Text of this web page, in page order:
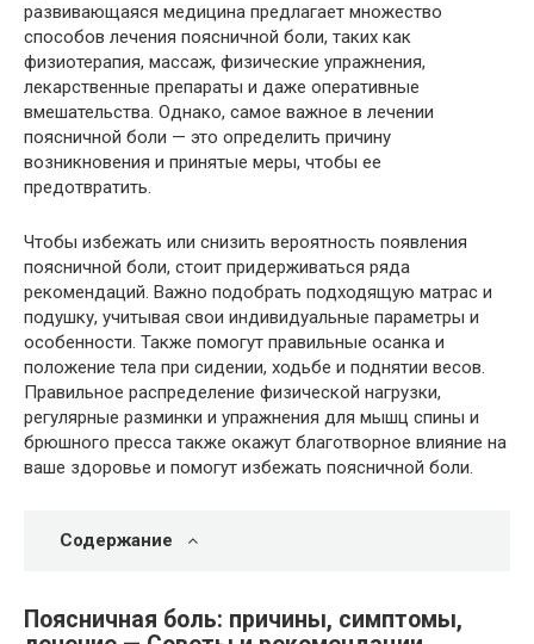
развивающаяся медицина предлагает множество
способов лечения поясничной боли, таких как
физиотерапия, массаж, физические упражнения,
лекарственные препараты и даже оперативные
вмешательства. Однако, самое важное в лечении
поясничной боли — это определить причину
возникновения и принятые меры, чтобы ее
предотвратить.
Чтобы избежать или снизить вероятность появления
поясничной боли, стоит придерживаться ряда
рекомендаций. Важно подобрать подходящую матрас и
подушку, учитывая свои индивидуальные параметры и
особенности. Также помогут правильные осанка и
положение тела при сидении, ходьбе и поднятии весов.
Правильное распределение физической нагрузки,
регулярные разминки и упражнения для мышц спины и
брюшного пресса также окажут благотворное влияние на
ваше здоровье и помогут избежать поясничной боли.
Содержание
Поясничная боль: причины, симптомы,